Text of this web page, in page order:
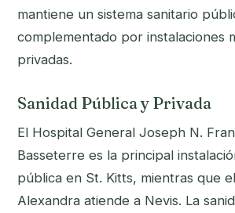
mantiene un sistema sanitario
complementado por instalaciones
privadas.
Sanidad Pública y Privada
El Hospital General Joseph N.
Basseterre es la principal
pública en St. Kitts, mientras que
Alexandra atiende a Nevis. La